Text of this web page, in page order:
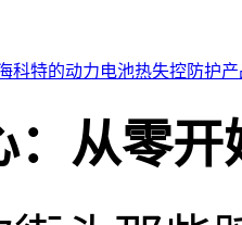
：从零